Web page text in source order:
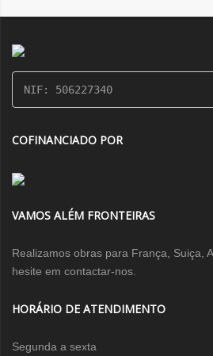
NIF: 506227340
COFINANCIADO POR
VAMOS ALÉM FRONTEIRAS
Realizamos obras para França, Suiça,
hesite em contactar-nos.
HORÁRIO DE ATENDIMENTO
Segunda a sexta